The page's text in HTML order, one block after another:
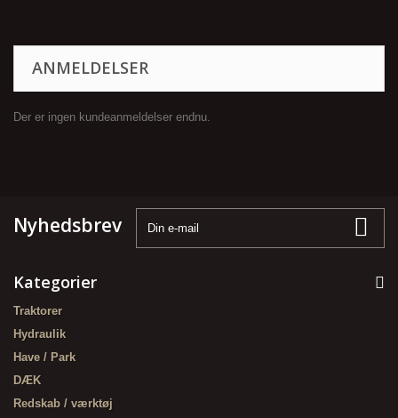
ANMELDELSER
Der er ingen kundeanmeldelser endnu.
Nyhedsbrev
Kategorier
Traktorer
Hydraulik
Have / Park
DÆK
Redskab / værktøj